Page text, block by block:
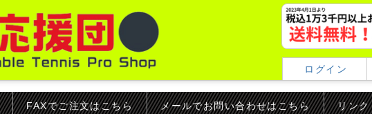
ログイン
FAXでご注文はこちら メールでお問い合わせはこちら リンク